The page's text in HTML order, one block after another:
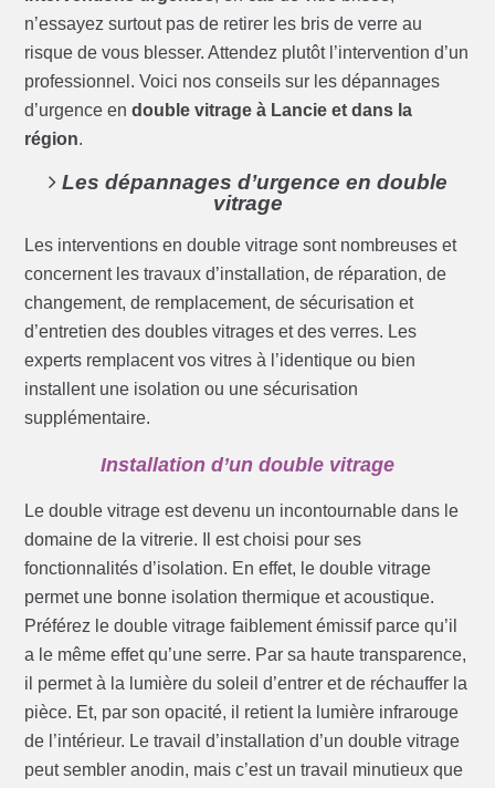
n’essayez surtout pas de retirer les bris de verre au
risque de vous blesser. Attendez plutôt l’intervention d’un
professionnel. Voici nos conseils sur les dépannages
d’urgence endouble vitrage à Lancie et dans la
région.
Les dépannages d’urgence en double
vitrage
Les interventions en double vitrage sont nombreuses et
concernent les travaux d’installation, de réparation, de
changement, de remplacement, de sécurisation et
d’entretien des doubles vitrages et des verres. Les
experts remplacent vos vitres à l’identique ou bien
installent une isolation ou une sécurisation
supplémentaire.
Installation d’un double vitrage
Le double vitrage est devenu un incontournable dans le
domaine de la vitrerie. Il est choisi pour ses
fonctionnalités d’isolation. En effet, le double vitrage
permet une bonne isolation thermique et acoustique.
Préférez le double vitrage faiblement émissif parce qu’il
a le même effet qu’une serre. Par sa haute transparence,
il permet à la lumière du soleil d’entrer et de réchauffer la
pièce. Et, par son opacité, il retient la lumière infrarouge
de l’intérieur. Le travail d’installation d’un double vitrage
peut sembler anodin, mais c’est un travail minutieux que